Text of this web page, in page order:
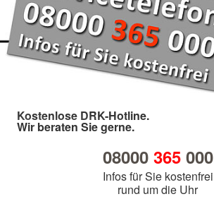
Kostenlose DRK-Hotline.
Wir beraten Sie gerne.
08000 365000
Infos für Sie kostenfrei
rund um die Uhr